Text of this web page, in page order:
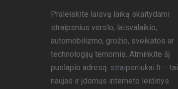
Praleiskite laisvą laiką skaitydami
straipsnius verslo, laisvalaikio,
automobilizmo, grožio, sveikatos ar
technologijų temomis. Atminkite šį
puslapio adresą: straipsniukai.lt – tai
naujas ir įdomus interneto leidinys